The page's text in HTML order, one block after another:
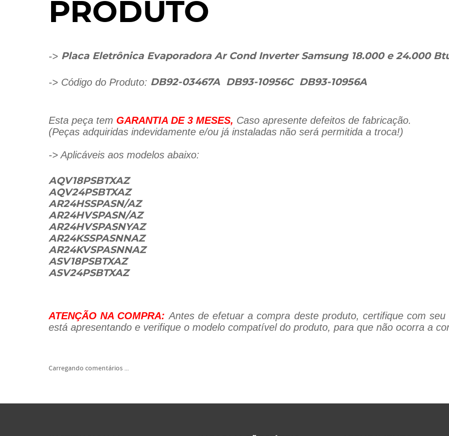
PRODUTO
-> Placa Eletrônica Evaporadora Ar Cond Inverter Samsung 18.000 e 24.000
-> Código do Produto: DB92-03467A DB93-10956C DB93-10956A
Esta peça tem GARANTIA DE 3 MESES, Caso apresente defeitos de fabricação.
(Peças adquiridas indevidamente e/ou já instaladas não será permitida a troca!)
-> Aplicáveis aos modelos abaixo:
AQV18PSBTXAZ
AQV24PSBTXAZ
AR24HSSPASN/AZ
AR24HVSPASN/AZ
AR24HVSPASNYAZ
AR24KSSPASNNAZ
AR24KVSPASNNAZ
ASV18PSBTXAZ
ASV24PSBTXAZ
ATENÇÃO NA COMPRA: Antes de efetuar a compra deste produto, certifique com
está apresentando e verifique o modelo compatível do produto, para que não ocorra a
Carregando comentários ...